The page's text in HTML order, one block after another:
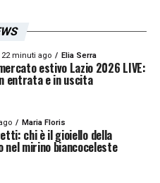
22 minuti ago Elia Serra
estivo Lazio 2026 LIVE:
entrata e in uscita
Maria Floris
chi è il gioiello della
nel mirino biancoceleste